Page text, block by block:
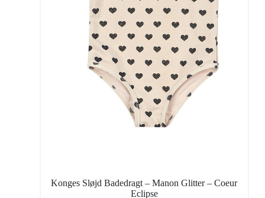
Konges Sløjd Badedragt – Manon Glitter – Coeur
Eclipse